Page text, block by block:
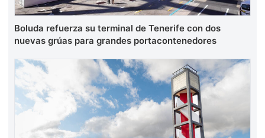
Boluda refuerza su terminal de Tenerife con dos
nuevas grúas para grandes portacontenedores